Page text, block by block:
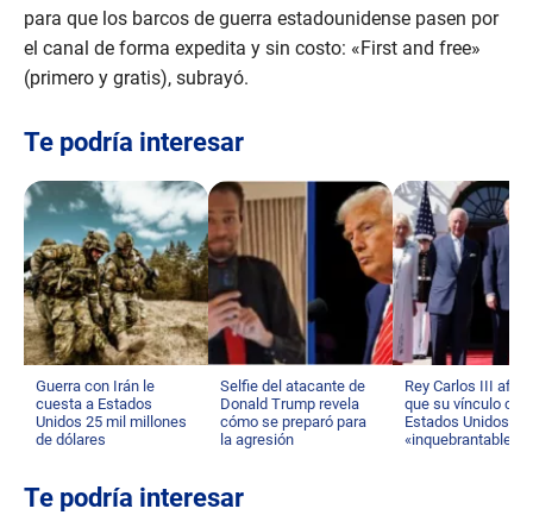
para que los barcos de guerra estadounidense pasen por
el canal de forma expedita y sin costo: «First and free»
(primero y gratis), subrayó.
Te podría interesar
Guerra con Irán le
cuesta a Estados
Unidos 25 mil millones
de dólares
Selfie del atacante de
Donald Trump revela
cómo se preparó para
la agresión
Rey Carlos III
que su vínculo con
Estados Unidos es
«inquebrantable»
Te podría interesar